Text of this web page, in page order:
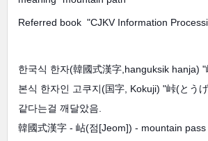
Referred book "CJKV Information
한국식 한자(韓國式漢字,hanguksik hanja)
본식 한자인 고쿠지(国字, Kokuji) "峠(とう
같다는걸 깨달았음.
韓國式漢字 - 岾(점[Jeom]) - mountain pass